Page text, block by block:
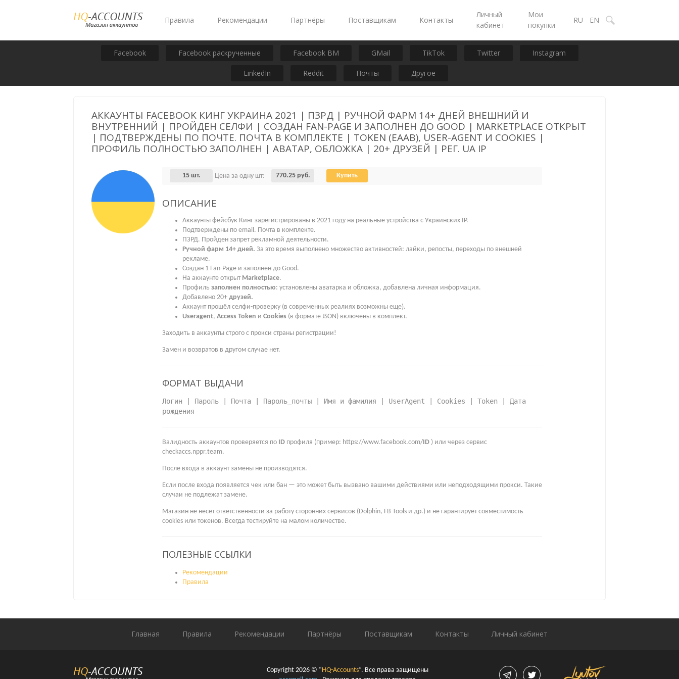
Правила Рекомендации Партнёры Поставщикам Контакты
Личный
кабинет
Мои
покупки
RU EN
Facebook Facebook раскрученные Facebook BM GMail TikTok Twitter Instagram
LinkedIn Reddit Почты Другое
АККАУНТЫ FACEBOOK КИНГ УКРАИНА 2021 | ПЗРД | РУЧНОЙ ФАРМ 14+ ДНЕЙ ВНЕШНИЙ И
ВНУТРЕННИЙ | ПРОЙДЕН СЕЛФИ | СОЗДАН FAN-PAGE И ЗАПОЛНЕН ДО GOOD | MARKETPLACE ОТКРЫТ
| ПОДТВЕРЖДЕНЫ ПО ПОЧТЕ. ПОЧТА В КОМПЛЕКТЕ | TOKEN (EAAB), USER-AGENT И COOKIES |
ПРОФИЛЬ ПОЛНОСТЬЮ ЗАПОЛНЕН | АВАТАР, ОБЛОЖКА | 20+ ДРУЗЕЙ | РЕГ. UA IP
15 шт. Цена за одну шт: 770.25 руб. Купить
ОПИСАНИЕ
Аккаунты фейсбук Кинг зарегистрированы в 2021 году на реальные устройства с Украинских IP.
Подтверждены по email. Почта в комплекте.
ПЗРД. Пройден запрет рекламной деятельности.
Ручной фарм 14+ дней. За это время выполнено множество активностей: лайки, репосты, переходы по внешней
рекламе.
Создан 1 Fan-Page и заполнен до Good.
На аккаунте открыт Marketplace.
Профиль заполнен полностью: установлены аватарка и обложка, добавлена личная информация.
Добавлено 20+ друзей.
Аккаунт прошёл селфи-проверку (в современных реалиях возможны еще).
Useragent, Access Token и Cookies (в формате JSON) включены в комплект.
Заходить в аккаунты строго с прокси страны регистрации!
Замен и возвратов в другом случае нет.
ФОРМАТ ВЫДАЧИ
Логин | Пароль | Почта | Пароль_почты | Имя и фамилия | UserAgent | Cookies | Token | Дата
рождения
Валидность аккаунтов проверяется по ID профиля (пример: https://www.facebook.com/ID ) или через сервис
checkaccs.nppr.team.
После входа в аккаунт замены не производятся.
Если после входа появляется чек или бан — это может быть вызвано вашими действиями или неподходящими прокси. Такие
случаи не подлежат замене.
Магазин не несёт ответственности за работу сторонних сервисов (Dolphin, FB Tools и др.) и не гарантирует совместимость
cookies или токенов. Всегда тестируйте на малом количестве.
ПОЛЕЗНЫЕ ССЫЛКИ
Рекомендации
Правила
Главная Правила Рекомендации Партнёры Поставщикам Контакты Личный кабинет
Copyright 2026 © “HQ-Accounts”. Все права защищены